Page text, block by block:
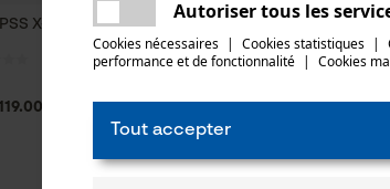
X-treme Breeze rouge/vert
*
Autoriser tous les
Cookies nécessaires | Cookies statistiques |
performance et de fonctionnalité | Cookies
Tout accepter